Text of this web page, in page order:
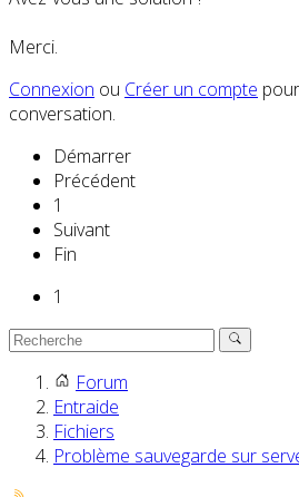
Merci.
Connexion ou Créer un compte
conversation.
Démarrer
Précédent
1
Suivant
Fin
1
Forum
Entraide
Fichiers
Problème sauvegarde sur